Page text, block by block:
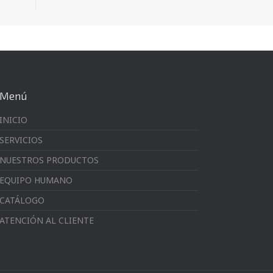
Menú
INICIO
SERVICIOS
NUESTROS PRODUCTOS
EQUIPO HUMANO
CATÁLOGO
ATENCIÓN AL CLIENTE